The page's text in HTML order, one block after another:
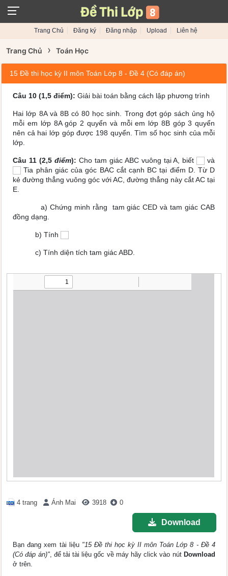
Trang Chủ Đăng ký Đăng nhập Upload Liên hệ
Trang Chủ › Toán Học
15 Đề thi học kỳ II môn Toán Lớp 8 - Đề 4 (Có đáp án)
Câu 10 (1,5 điểm):Giải bài toán bằng cách lập phương trình
Hai lớp 8A và 8B có 80 học sinh. Trong đợt góp sách ủng hộ
mỗi em lớp 8A góp 2 quyển và mỗi em lớp 8B góp 3 quyển
nên cả hai lớp góp được 198 quyển. Tìm số học sinh của mỗi
lớp.
Câu 11 (2,5điểm): Cho tam giác ABC vuông tại A, biết
và
Tia phân giác của góc BAC cắt cạnh BC tại điểm D. Từ D
kẻ đường thẳng vuông góc với AC, đường thẳng này cắt AC tại
E.
a) Chứng minh rằng tam giác CED và tam giác CAB
đồng dạng.
b) Tính
c) Tính diện tích tam giác ABD.
4 trang Ánh Mai 3918 0
Download
Bạn đang xem tài liệu "15 Đề thi học kỳ II môn Toán Lớp 8 - Đề 4
(Có đáp án)", để tải tài liệu gốc về máy hãy click vào nút Download
ở trên.